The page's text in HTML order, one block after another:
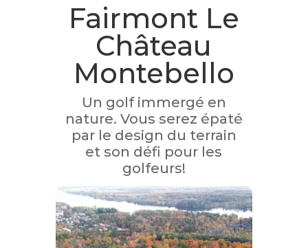
Fairmont Le
Château
Montebello
Un golf immergé en
nature. Vous serez épaté
par le design du terrain
et son défi pour les
golfeurs!